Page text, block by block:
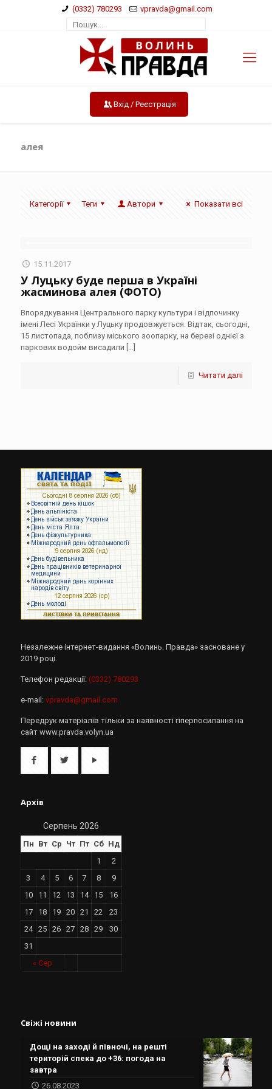
(0332) 780293 vpravda@gmail.com
Вхід / Реєстрація
алея
Категорії Теги Автори Показати всі
15.11.2017
У Луцьку буде перша в Україні
жасминова алея (ФОТО)
Впорядкування Центрального парку культури і відпочинку
імені Лесі Українки у Луцьку продовжується. Відтак, сьогодні,
15 листопада, поблизу міського зоопарку, на березі однієї з
паркових водойм висадили […]
Читати далі
Незалежне інтернет-видання «Волинь. Правда» засноване у
2019 році.
Телефон редакції: (0332) 780293
e-mail: vpravda@gmail.com
Передрук матеріалів тільки за наявності гіперпосилання на
сайт www.pravda.volyn.ua
Архів
Серпень 2026
Пн Вт Ср Чт Пт Сб Нд
« Сер
1
2
3
4 5 6 7 8
9
10
11 12 13 14 15
16
17
18 19 20 21 22
23
24
25 26 27 28 29
30
31
Свіжі новини
Дощі на заході й півночі, на решті
територій спека до +36: погода на
завтра
26.08.2023